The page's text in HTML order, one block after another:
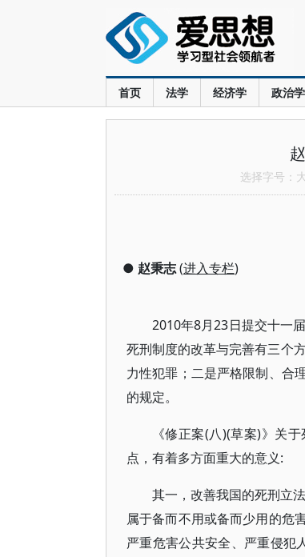
首页 法学 经济学 政治学
选择字号：
● 赵秉志(进入专栏)
2010年8月23日提交十一
死刑制度的改革与完善有三个
力性犯罪；二是严格限制、合
的规定。
《修正案(八)(草案)》关
点，有着多方面重大的意义:
其一，改善我国的死刑立
属于备而不用或备而少用的危
严重危害公共安全、严重侵犯